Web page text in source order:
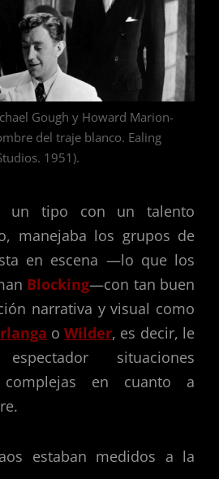
Gough y Howard Marion-
del traje blanco. Ealing
1951).
un tipo con un talento
manejaba los grupos de
en escena —lo que los
Blocking—con tan buen
narrativa y visual como
oWilder, es decir, le
situaciones
complejas en cuanto a
estaban medidos a la